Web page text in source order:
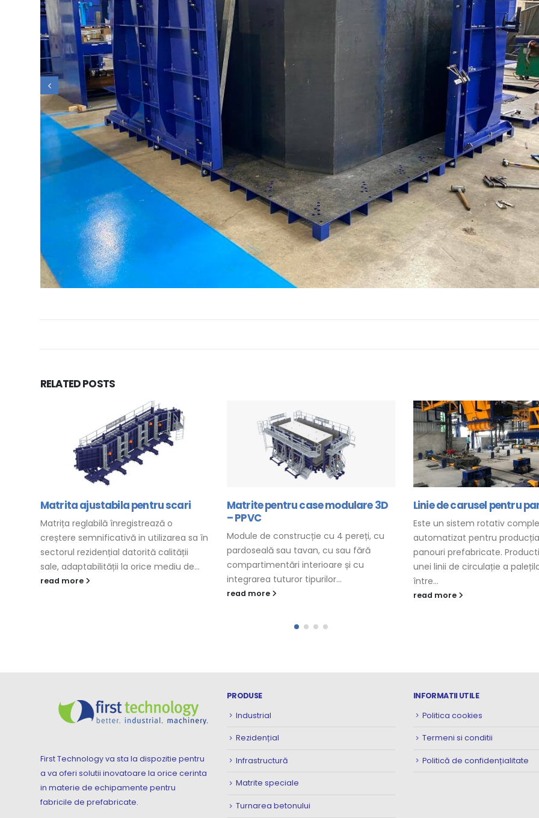
RELATEDPOSTS
Matrita ajustabila pentru scari
Matrița reglabilă înregistrează o
creștere semnificativă in utilizarea sa în
sectorul rezidențial datorită calității
sale, adaptabilității la orice mediu de...
read more
Matrite pentru case modulare 3D
– PPVC
Module de construcție cu 4 pereți, cu
pardoseală sau tavan, cu sau fără
compartimentări interioare și cu
integrarea tuturor tipurilor...
read more
Linie de carusel pentru
Este un sistem rotativ
automatizat pentru
panouri prefabricate.
unei linii de circulație a
între...
read more
First Technology va sta la dispozitie pentru
a va oferi solutii inovatoare la orice cerinta
in materie de echipamente pentru
fabricile de prefabricate.
PRODUSE
Industrial
Rezidențial
Infrastructură
Matrite speciale
Turnarea betonului
INFORMATII UTILE
Politica cookies
Termeni si conditii
Politică de confidențialitate